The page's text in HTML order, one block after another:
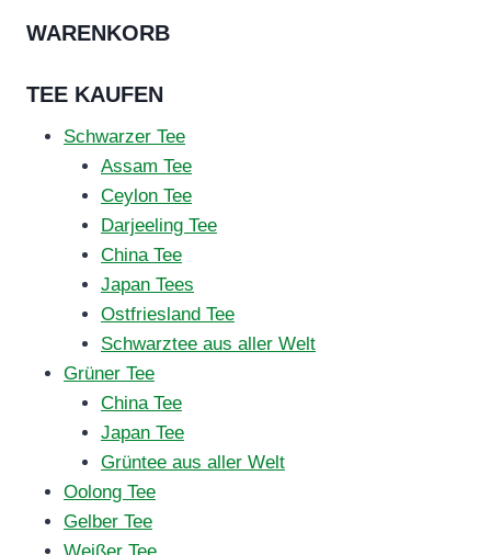
WARENKORB
TEE KAUFEN
Schwarzer Tee
Assam Tee
Ceylon Tee
Darjeeling Tee
China Tee
Japan Tees
Ostfriesland Tee
Schwarztee aus aller Welt
Grüner Tee
China Tee
Japan Tee
Grüntee aus aller Welt
Oolong Tee
Gelber Tee
Weißer Tee